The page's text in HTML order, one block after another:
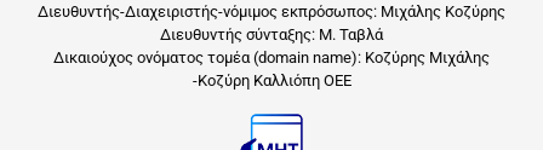
Διευθυντής-Διαχειριστής-νόμιμος εκπρόσωπος: Μιχάλης Κοζύρης
Διευθυντής σύνταξης: Μ. Ταβλά
Δικαιούχος ονόματος τομέα (domain name): Κοζύρης Μιχάλης
-Κοζύρη Καλλιόπη ΟΕΕ